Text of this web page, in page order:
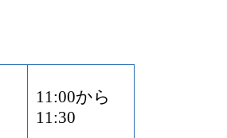
11:00から
11:30